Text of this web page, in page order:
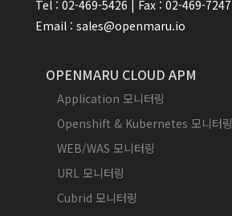
Tel : 02-469-5426 | Fax : 02-469-7247
Email : sales@openmaru.io
OPENMARU CLOUD APM
Application 모니터링
Openshift & Kubernetes 모니터링
WEB/WAS 모니터링
URL 모니터링
Cubrid 모니터링